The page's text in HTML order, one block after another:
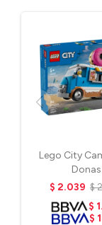
Lego City
Donas
$ 2.039 $
$
$